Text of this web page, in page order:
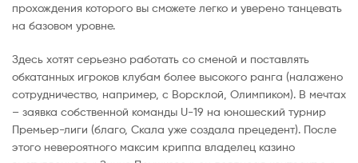
прохождения которого вы сможете легко и уверено танцевать
на базовом уровне.
Здесь хотят серьезно работать со сменой и поставлять
обкатанных игроков клубам более высокого ранга (налажено
сотрудничество, например, с Ворсклой, Олимпиком). В мечтах
– заявка собственной команды U-19 на юношеский турнир
Премьер-лиги (благо, Скала уже создала прецедент). После
этого невероятного максим криппа владелец казино